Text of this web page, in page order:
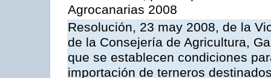
Agrocanarias 2008
Resolución, 23 may 2008, de la
de la Consejería de Agricultura,
que se establecen condiciones
importación de terneros